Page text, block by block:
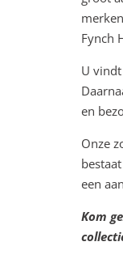
Fynch
U
en
Onze
een
Kom